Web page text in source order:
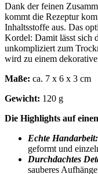
Dank der feinen
kommt die Rezeptur
Inhaltsstoffe aus. Das
Kordel: Damit lässt sich
unkompliziert zum
wird zu einem
Maße: ca. 7 x 6 x 3 cm
Gewicht: 120 g
Die Highlights auf
Echte Handarbeit:
geformt und
Durchdachtes
sauberes